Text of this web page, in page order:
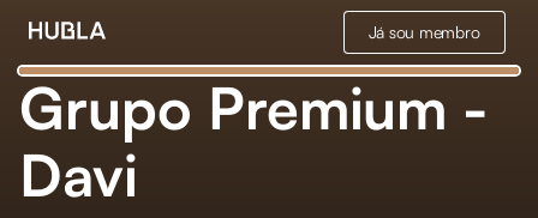
Já sou membro
Grupo Premium -
Davi